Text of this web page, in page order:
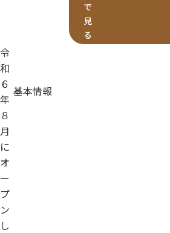
で
見
る
令
和
６
年
８
月
に
オ
ー
プ
ン
し
基本情報